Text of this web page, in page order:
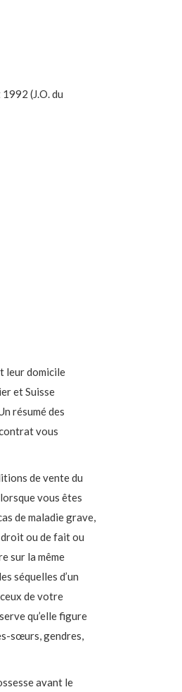
(J.O. du
leur domicile
et Suisse
résumé des
vous
de vente du
vous êtes
de maladie grave,
ou de fait ou
sur la même
séquelles d’un
de votre
qu’elle figure
sœurs, gendres,
avant le